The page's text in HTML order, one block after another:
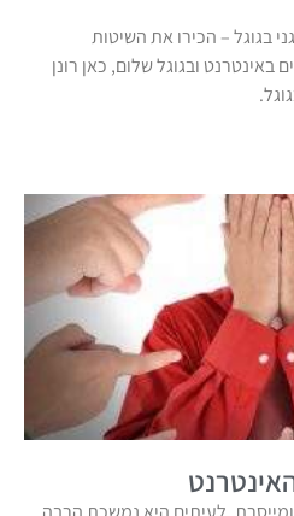
בגוגל – הכירו את השיטות
ובגוגל שלום, כאן רונן